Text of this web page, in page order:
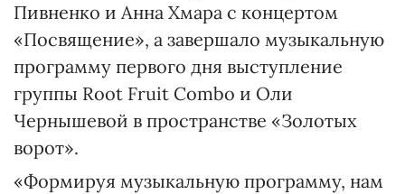
Пивненко и Анна Хмара с концертом
«Посвящение», а завершало музыкальную
программу первого дня выступление
группы Root Fruit Combo и Оли
Чернышевой в пространстве «Золотых
ворот».
«Формируя музыкальную программу, нам